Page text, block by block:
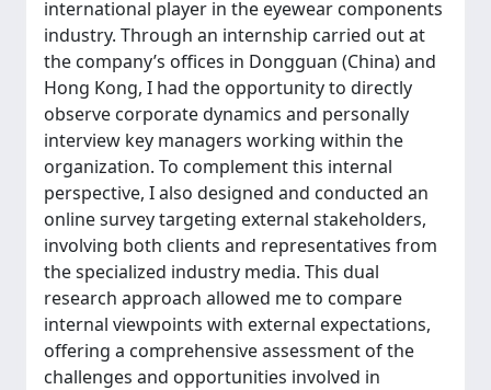
international player in the eyewear components
industry. Through an internship carried out at
the company’s offices in Dongguan (China) and
Hong Kong, I had the opportunity to directly
observe corporate dynamics and personally
interview key managers working within the
organization. To complement this internal
perspective, I also designed and conducted an
online survey targeting external stakeholders,
involving both clients and representatives from
the specialized industry media. This dual
research approach allowed me to compare
internal viewpoints with external expectations,
offering a comprehensive assessment of the
challenges and opportunities involved in